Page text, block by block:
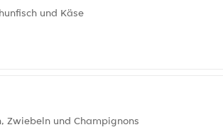
und Käse
und Champignons